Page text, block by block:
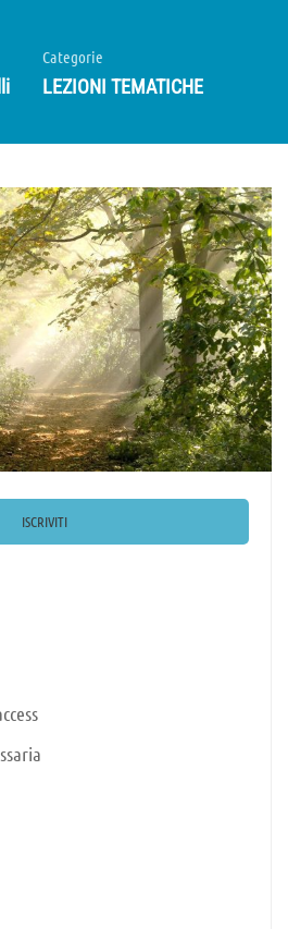
Categorie
LEZIONI TEMATICHE
ISCRIVITI